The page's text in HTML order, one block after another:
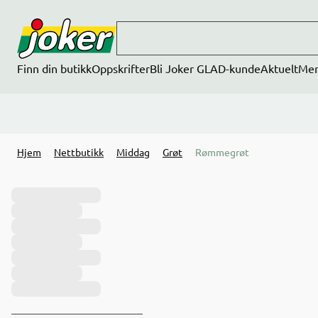
Finn din butikkOppskrifterBli Joker GLAD-kundeAktueltMer
Hjem Nettbutikk Middag Grøt Rømmegrøt